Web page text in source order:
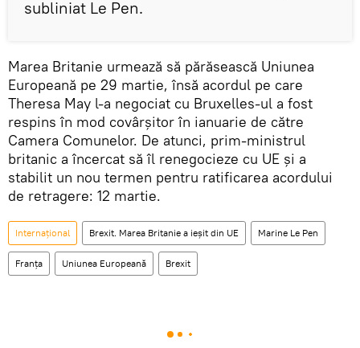
subliniat Le Pen.
Marea Britanie urmează să părăsească Uniunea
Europeană pe 29 martie, însă acordul pe care
Theresa May l-a negociat cu Bruxelles-ul a fost
respins în mod covârşitor în ianuarie de către
Camera Comunelor. De atunci, prim-ministrul
britanic a încercat să îl renegocieze cu UE și a
stabilit un nou termen pentru ratificarea acordului
de retragere: 12 martie.
Internaţional Brexit. Marea Britanie a ieșit din UE Marine Le Pen
Franța Uniunea Europeană Brexit